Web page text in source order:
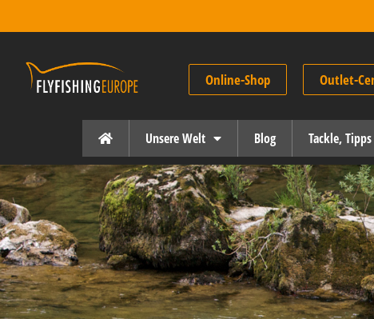
Online-Shop Outlet-
Unsere Welt Blog Tackle,